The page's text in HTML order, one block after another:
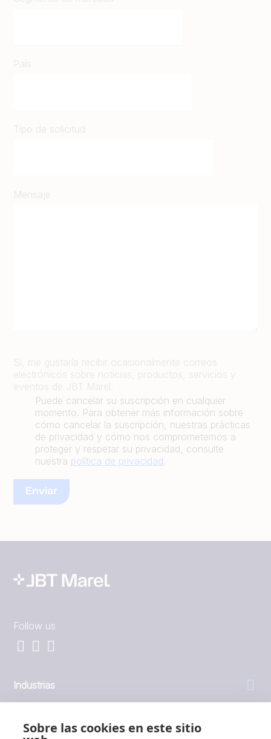
Sobre las cookies en este sitio
País
Tipo de solicitud
Mensaje
Sí, me gustaría recibir ocasionalmente correos
electrónicos sobre noticias, productos, servicios y
eventos de JBT Marel.
Puede cancelar su suscripción en cualquier
momento. Para obtener más información sobre
cómo cancelar la suscripción, nuestras prácticas
de privacidad y cómo nos comprometemos a
proteger y respetar su privacidad, consulte
nuestra política de privacidad.
Follow us
Industrias